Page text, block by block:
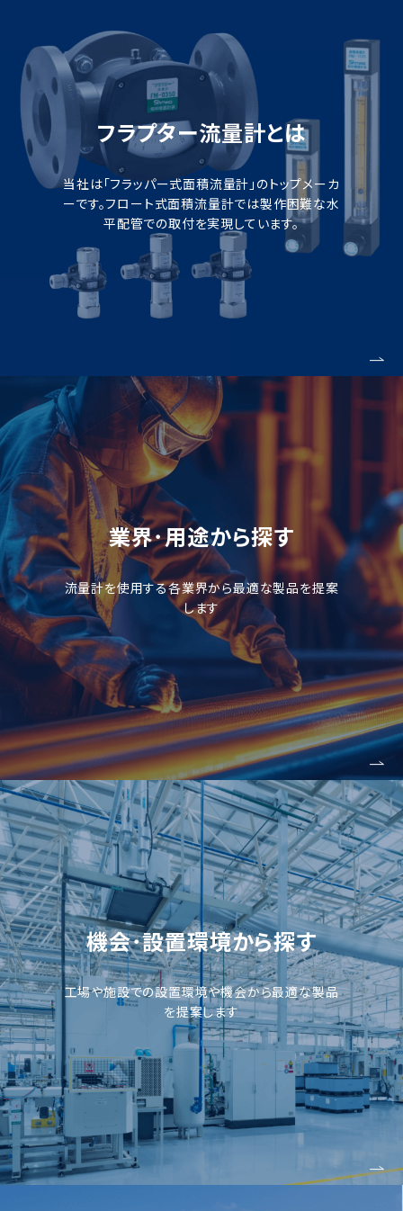
フラプター流量計とは
当社は「フラッパー式面積流量計」のトップメーカ
ーです。フロート式面積流量計では製作困難な水
平配管での取付を実現しています。
業界･用途から探す
流量計を使用する各業界から最適な製品を提案
します
機会･設置環境から探す
工場や施設での設置環境や機会から最適な製品
を提案します